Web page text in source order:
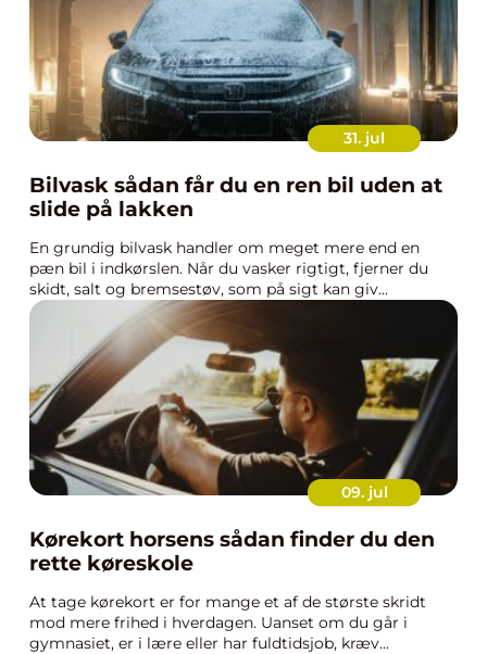
31. jul
Bilvask sådan får du en ren bil uden at
slide på lakken
En grundig bilvask handler om meget mere end en
pæn bil i indkørslen. Når du vasker rigtigt, fjerner du
skidt, salt og bremsestøv, som på sigt kan giv...
09. jul
Kørekort horsens sådan finder du den
rette køreskole
At tage kørekort er for mange et af de største skridt
mod mere frihed i hverdagen. Uanset om du går i
gymnasiet, er i lære eller har fuldtidsjob, kræv...